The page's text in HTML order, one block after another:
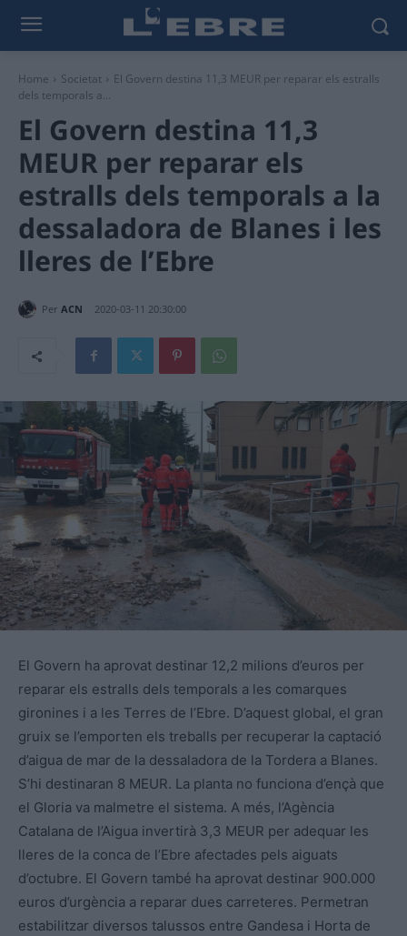
Home Societat
El Govern destina 11,3 MEUR per reparar els estralls
dels temporals a...
El Govern destina 11,3
MEUR per reparar els
estralls dels temporals a la
dessaladora de Blanes i les
lleres de l’Ebre
Per ACN 2020-03-11 20:30:00
El Govern ha aprovat destinar 12,2 milions d’euros per
reparar els estralls dels temporals a les comarques
gironines i a les Terres de l’Ebre. D’aquest global, el gran
gruix se l’emporten els treballs per recuperar la captació
d’aigua de mar de la dessaladora de la Tordera a Blanes.
S’hi destinaran 8 MEUR. La planta no funciona d’ençà que
el Gloria va malmetre el sistema. A més, l’Agència
Catalana de l’Aigua invertirà 3,3 MEUR per adequar les
lleres de la conca de l’Ebre afectades pels aiguats
d’octubre. El Govern també ha aprovat destinar 900.000
euros d’urgència a reparar dues carreteres. Permetran
estabilitzar diversos talussos entre Gandesa i Horta de